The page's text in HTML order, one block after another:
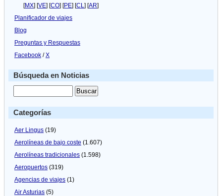
[MX] [VE] [CO] [PE] [CL] [AR]
Planificador de viajes
Blog
Preguntas y Respuestas
Facebook /X
Búsqueda en Noticias
Categorías
Aer Lingus (19)
Aerolíneas de bajo coste (1.607)
Aerolíneas tradicionales (1.598)
Aeropuertos (319)
Agencias de viajes (1)
Air Asturias (5)